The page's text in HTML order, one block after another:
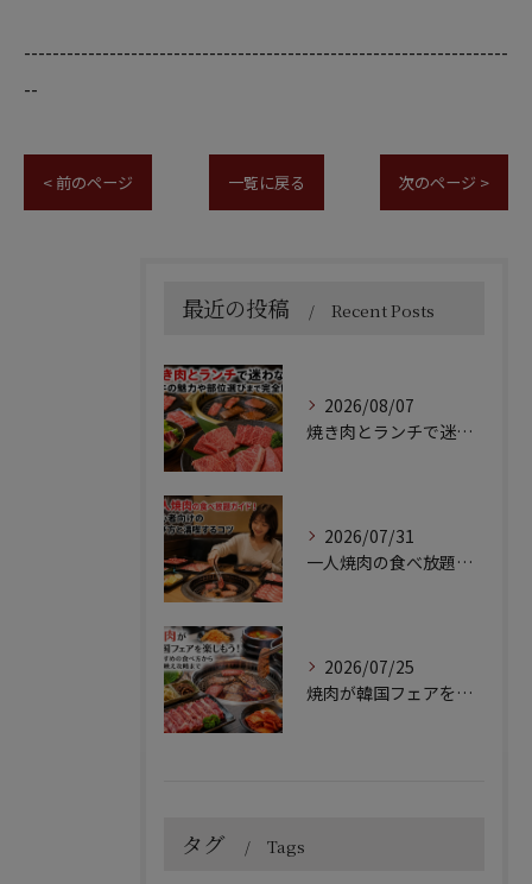
--------------------------------------------------------------------
--
< 前のページ 一覧に戻る 次のページ >
最近の投稿 Recent Posts
2026/08/07
焼き肉とランチで迷わない！和牛の魅力や部位選びまで完全解説
2026/07/31
一人焼肉の食べ放題ガイド！初心者向けの選び方と満喫するコツ
2026/07/25
焼肉が韓国フェアを楽しもう！おすすめの食べ方から写真映え攻略まで
タグ Tags